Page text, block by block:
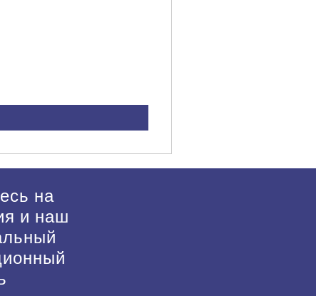
на
и наш